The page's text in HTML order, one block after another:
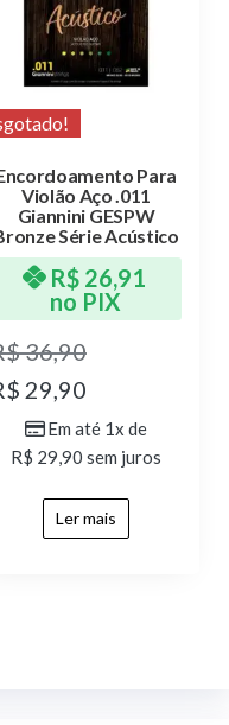
Para
Violão Aço .011
Giannini GESPW
Série Acústico
36,90
29,90
Em até 1x de
R$ 29,90 sem juros
R$26,91
no PIX
Ler mais